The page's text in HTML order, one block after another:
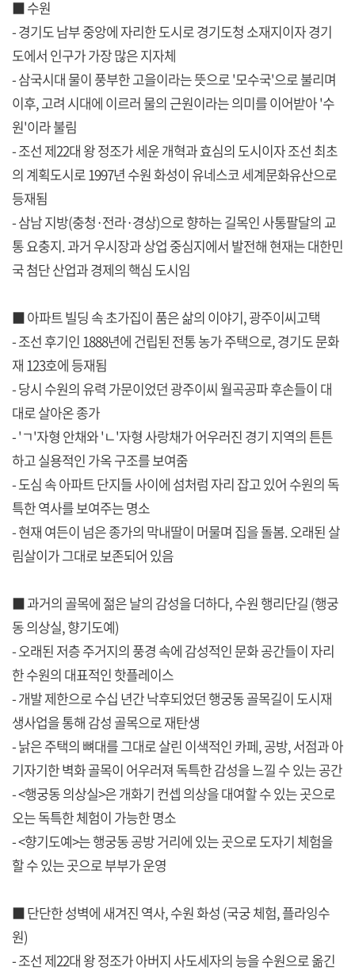
■ 수원
- 경기도 남부 중앙에 자리한 도시로 경기도청 소재지이자 경기
도에서 인구가 가장 많은 지자체
- 삼국시대 물이 풍부한 고을이라는 뜻으로 '모수국'으로 불리며
이후, 고려 시대에 이르러 물의 근원이라는 의미를 이어받아 '수
원'이라 불림
- 조선 제22대 왕 정조가 세운 개혁과 효심의 도시이자 조선 최초
의 계획도시로 1997년 수원 화성이 유네스코 세계문화유산으로
등재됨
- 삼남 지방(충청·전라·경상)으로 향하는 길목인 사통팔달의 교
통 요충지. 과거 우시장과 상업 중심지에서 발전해 현재는 대한민
국 첨단 산업과 경제의 핵심 도시임
■ 아파트 빌딩 속 초가집이 품은 삶의 이야기, 광주이씨고택
- 조선 후기인 1888년에 건립된 전통 농가 주택으로, 경기도 문화
재 123호에 등재됨
- 당시 수원의 유력 가문이었던 광주이씨 월곡공파 후손들이 대
대로 살아온 종가
- 'ㄱ'자형 안채와 'ㄴ'자형 사랑채가 어우러진 경기 지역의 튼튼
하고 실용적인 가옥 구조를 보여줌
- 도심 속 아파트 단지들 사이에 섬처럼 자리 잡고 있어 수원의 독
특한 역사를 보여주는 명소
- 현재 여든이 넘은 종가의 막내딸이 머물며 집을 돌봄. 오래된 살
림살이가 그대로 보존되어 있음
■ 과거의 골목에 젊은 날의 감성을 더하다, 수원 행리단길 (행궁
동 의상실, 향기도예)
- 오래된 저층 주거지의 풍경 속에 감성적인 문화 공간들이 자리
한 수원의 대표적인 핫플레이스
- 개발 제한으로 수십 년간 낙후되었던 행궁동 골목길이 도시재
생사업을 통해 감성 골목으로 재탄생
- 낡은 주택의 뼈대를 그대로 살린 이색적인 카페, 공방, 서점과 아
기자기한 벽화 골목이 어우러져 독특한 감성을 느낄 수 있는 공간
- <행궁동 의상실>은 개화기 컨셉 의상을 대여할 수 있는 곳으로
오는 독특한 체험이 가능한 명소
- <향기도예>는 행궁동 공방 거리에 있는 곳으로 도자기 체험을
할 수 있는 곳으로 부부가 운영
■ 단단한 성벽에 새겨진 역사, 수원 화성 (국궁 체험, 플라잉수
원)
- 조선 제22대 왕 정조가 아버지 사도세자의 능을 수원으로 옮긴